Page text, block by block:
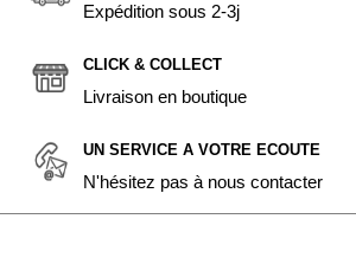
Expédition sous 2-3j
CLICK & COLLECT
Livraison en boutique
UN SERVICE A VOTRE ECOUTE
N'hésitez pas à nous contacter